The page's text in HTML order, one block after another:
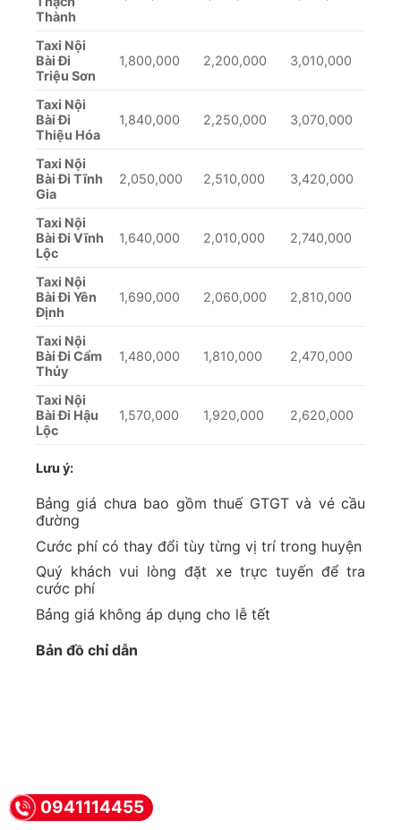
Thành
Taxi Nội
Bài Đi
Triệu Sơn
1,800,000 2,200,000 3,010,000
Taxi Nội
Bài Đi
Thiệu Hóa
1,840,000 2,250,000 3,070,000
Taxi Nội
Bài Đi Tĩnh
Gia
2,050,000 2,510,000 3,420,000
Taxi Nội
Bài Đi Vĩnh
Lộc
1,640,000 2,010,000 2,740,000
Taxi Nội
Bài Đi Yên
Định
1,690,000 2,060,000 2,810,000
Taxi Nội
Bài Đi Cẩm
Thủy
1,480,000 1,810,000 2,470,000
Taxi Nội
Bài Đi Hậu
Lộc
1,570,000 1,920,000 2,620,000
Lưu ý:
Bảng giá chưa bao gồm thuế GTGT và vé cầu
đường
Cước phí có thay đổi tùy từng vị trí trong huyện
Quý khách vui lòng đặt xe trực tuyến để tra
cước phí
Bảng giá không áp dụng cho lễ tết
Bản đồ chỉ dẫn
0941114455